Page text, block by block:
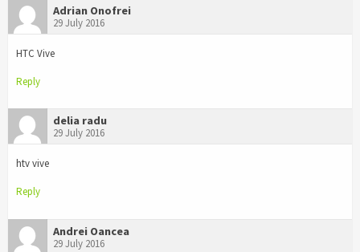
Adrian Onofrei
29 July 2016
HTC Vive
Reply
delia radu
29 July 2016
htv vive
Reply
Andrei Oancea
29 July 2016